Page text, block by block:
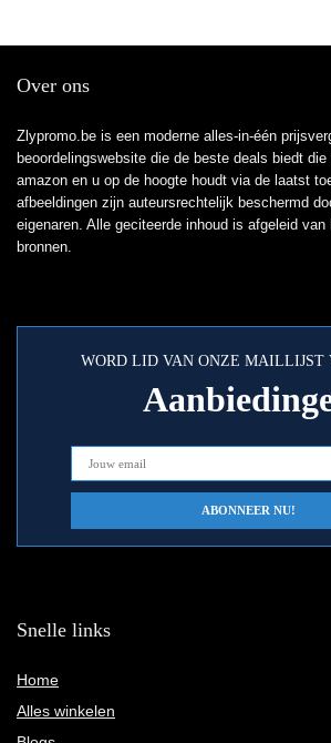
Over ons
Zlypromo.be is een moderne alles-in-één
beoordelingswebsite die de beste deals biedt
amazon en u op de hoogte houdt via de laatst
afbeeldingen zijn auteursrechtelijk beschermd
eigenaren. Alle geciteerde inhoud is afgeleid
bronnen.
WORD LID VAN ONZE MAILLIJST
Snelle links
Home
Alles winkelen